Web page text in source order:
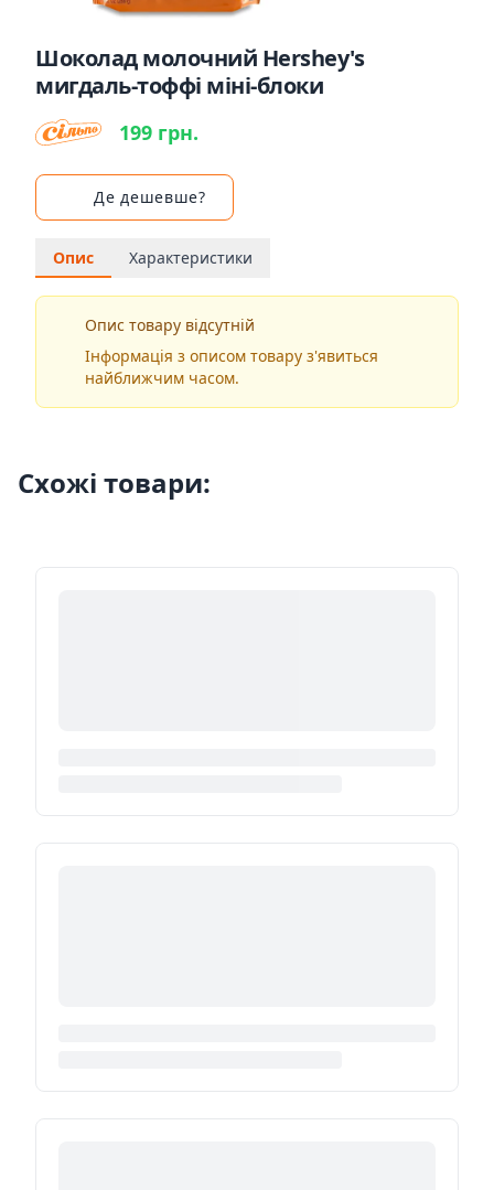
Шоколад молочний Hershey's
мигдаль-тоффі міні-блоки
199 грн.
Де дешевше?
Опис Характеристики
Опис товару відсутній
Інформація з описом товару з'явиться
найближчим часом.
Схожі товари: